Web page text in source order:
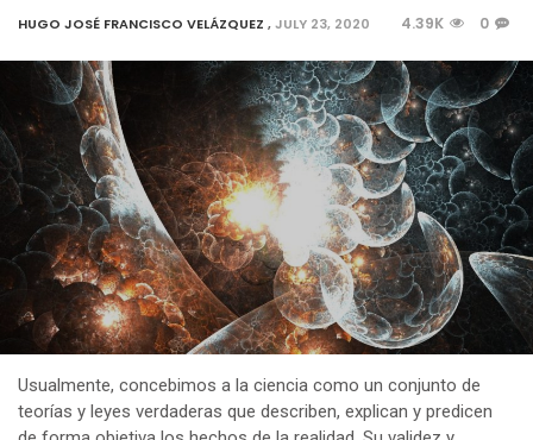
HUGO JOSÉ FRANCISCO VELÁZQUEZ ,JULY 23, 2020 4.39K 0
Usualmente, concebimos a la ciencia como un conjunto de
teorías y leyes verdaderas que describen, explican y predicen